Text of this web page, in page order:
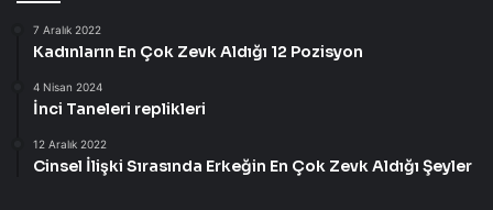
7 Aralık 2022
Kadınların En Çok Zevk Aldığı 12 Pozisyon
4 Nisan 2024
İnci Taneleri replikleri
12 Aralık 2022
Cinsel İlişki Sırasında Erkeğin En Çok Zevk Aldığı Şeyler